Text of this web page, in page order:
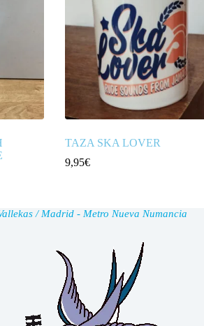
TAZA SKA LOVER
9,95€
/ Madrid - Metro Nueva Numancia